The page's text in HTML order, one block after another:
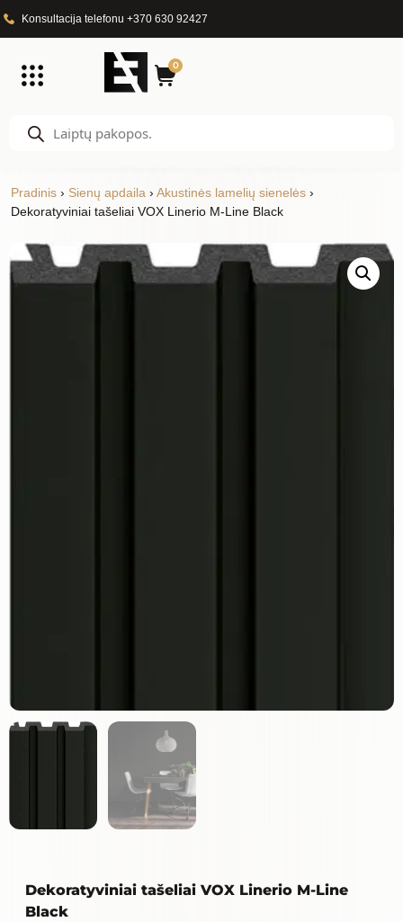
Konsultacija telefonu +370 630 92427
0
Pradinis › Sienų apdaila › Akustinės lamelių sienelės ›
Dekoratyviniai tašeliai VOX Linerio M-Line Black
Dekoratyviniai tašeliai VOX Linerio M-Line
Black